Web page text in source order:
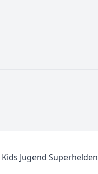
Kids Jugend Superhelden